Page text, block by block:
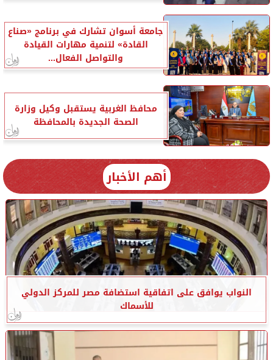
جامعة أسوان تشارك في برنامج «صناع
القادة» لتنمية مهارات القيادة
والتواصل الفعال...
محافظ الغربية يستقبل وكيل وزارة
الصحة الجديدة بالمحافظة
أهم الأخبار
النواب يوافق على اتفاقية استضافة مصر للمركز الدولي
للأسماك